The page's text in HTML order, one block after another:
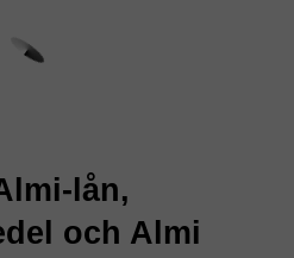
lån,
och Almi